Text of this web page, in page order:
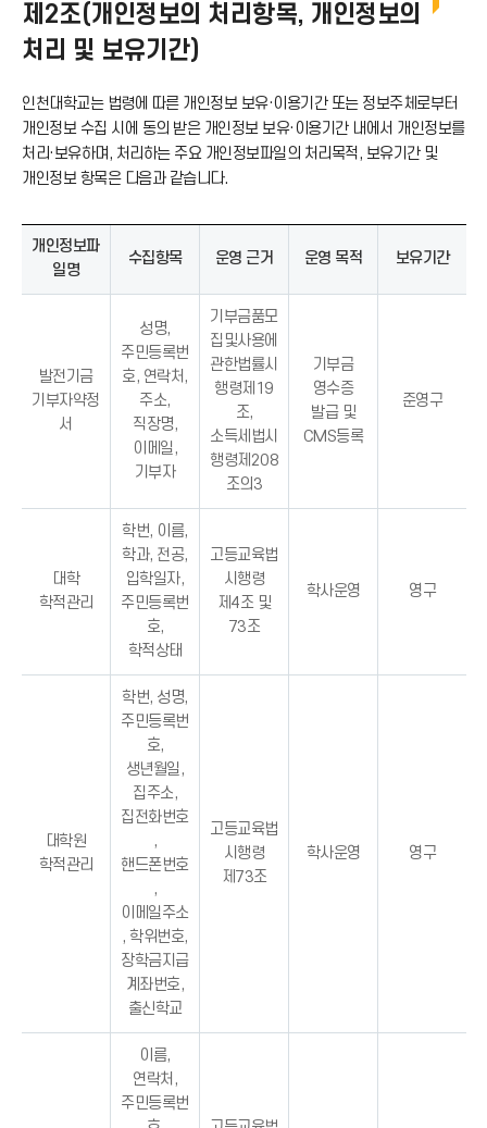
제2조(개인정보의 처리항목, 개인정보의
처리 및 보유기간)
인천대학교는 법령에 따른 개인정보 보유·이용기간 또는 정보주체로부터
개인정보 수집 시에 동의 받은 개인정보 보유·이용기간 내에서 개인정보를
처리·보유하며, 처리하는 주요 개인정보파일의 처리목적, 보유기간 및
개인정보 항목은 다음과 같습니다.
개인정보파
일명
수집항목 운영 근거 운영 목적 보유기간
발전기금
기부자약정
서
성명,
주민등록번
호, 연락처,
주소,
직장명,
이메일,
기부자
기부금품모
집및사용에
관한법률시
행령제19
조,
소득세법시
행령제208
조의3
기부금
영수증
발급 및
CMS등록
준영구
대학
학적관리
학번, 이름,
학과, 전공,
입학일자,
주민등록번
호,
학적상태
고등교육법
시행령
제4조 및
73조
학사운영 영구
대학원
학적관리
학번, 성명,
주민등록번
호,
생년월일,
집주소,
집전화번호
,
핸드폰번호
,
이메일주소
, 학위번호,
장학금지급
계좌번호,
출신학교
고등교육법
시행령
제73조
학사운영 영구
이름,
연락처,
주민등록번